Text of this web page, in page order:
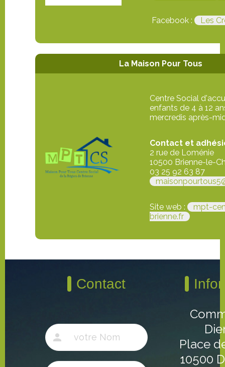
Facebook : Les
La Maison Pour Tous
Centre Social
enfants de 4 à 12
mercredis après-
Contact et
2 rue de Loménie
10500 Brienne-le-
03 25 92 63 87
Site web :
mpt-
brienne.fr
Contact
Place
10500